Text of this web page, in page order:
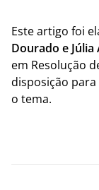
Este artigo foi
Dourado e Júlia
em Resolução
disposição
o tema.